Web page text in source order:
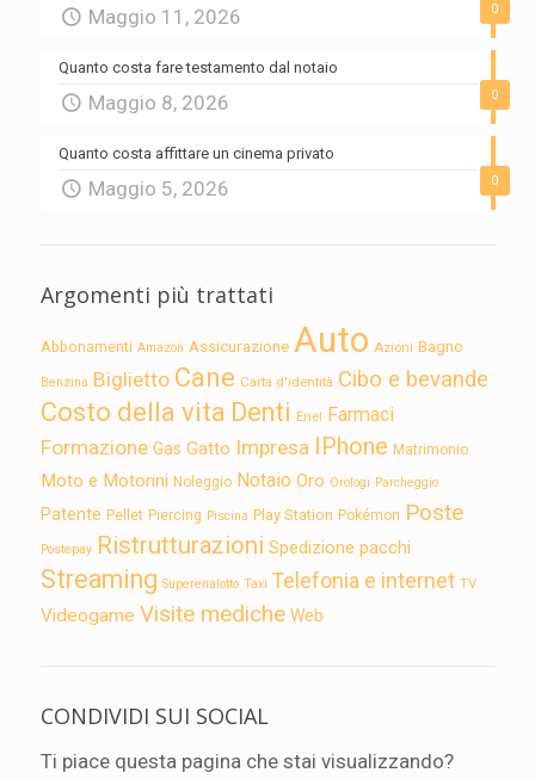
0
Maggio 11, 2026
0
Quanto costa fare testamento dal notaio
Maggio 8, 2026
0
Quanto costa affittare un cinema privato
Maggio 5, 2026
Argomenti più trattati
Abbonamenti Amazon Assicurazione Auto Azioni Bagno
Benzina Biglietto Cane Carta d'identità Cibo e bevande
Costo della vita Denti Enel Farmaci
Formazione Gas Gatto Impresa IPhone Matrimonio
Moto e Motorini Noleggio Notaio Oro Orologi Parcheggio
Patente Pellet Piercing Piscina Play Station Pokémon Poste
Postepay Ristrutturazioni Spedizione pacchi
Streaming Superenalotto Taxi Telefonia e internet TV
Videogame Visite mediche Web
CONDIVIDI SUI SOCIAL
Ti piace questa pagina che stai visualizzando?